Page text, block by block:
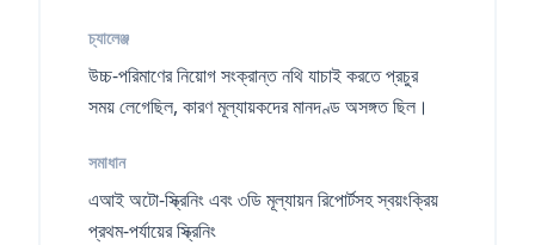
চ্যালেঞ্জ
উচ্চ-পরিমাণের নিয়োগ সংক্রান্ত নথি যাচাই করতে প্রচুর
সময় লেগেছিল, কারণ মূল্যায়কদের মানদণ্ড অসঙ্গত ছিল।
সমাধান
এআই অটো-স্ক্রিনিং এবং ৩ডি মূল্যায়ন রিপোর্টসহ স্বয়ংক্রিয়
প্রথম-পর্যায়ের স্ক্রিনিং